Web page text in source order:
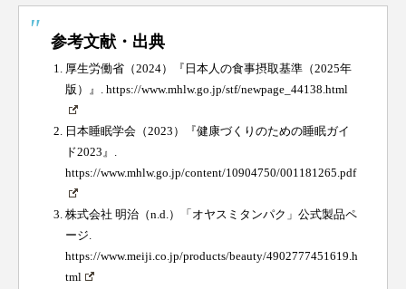
参考文献・出典
厚生労働省（2024）『日本人の食事摂取基準（2025年
版）』.
https://www.mhlw.go.jp/stf/newpage_44138.html
日本睡眠学会（2023）『健康づくりのための睡眠ガイ
ド2023』.
https://www.mhlw.go.jp/content/10904750/001181265.pdf
株式会社 明治（n.d.）「オヤスミタンパク」公式製品ペ
ージ.
https://www.meiji.co.jp/products/beauty/4902777451619.h
tml